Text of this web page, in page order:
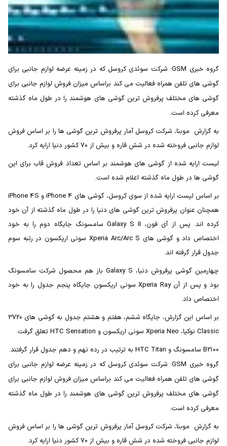
گروه خبری GSM: شرکت سوئدی کروسل که در زمینه عرضه لوازم جانبی برای
گوشی های تلفن همراه فعالیت می کند براساس میزان فروش لوازم جانبی برای
گوشی های مختلف پرفروش ترین گوشی های هوشمند را در طول ماه گذشته
معرفی کرده است.
به گزارش موبنا، شرکت کروسل آمار پرفروش ترین گوشی ها را بر اساس فروش
لوازم جانبی فروخته شده در شش قاره و بیش از 70 کشور دنیا ارایه کرد.
لیست ارایه شده از گوشی های هوشمند بر اساس تعداد فروش قاب برای این
گوشی ها در طول ماه گذشته اعلام شده است.
بر اساس لیست ارایه شده از سوی کروسل، گوشی های iPhone 4 و iPhone 4S
همچنان عنوان پرفروش ترین گوشی های دنیا را در طول ماه گذشته از آن خود
کرده اند. پس از آی فون، Galaxy S II سامسونگ جایگاه دوم را به خود
اختصاص داد و گوشی های Xperia Arc/Arc S سونی اریکسون در رتبه سوم
جدول قرار گرفته اند.
چهارمین گوشی پرفروش دنیا، Galaxy S باز هم محصول شرکت سامسونگ
بود و پس از آن Xperia Ray سونی اریکسون جایگاه پنجم جدول را به خود
اختصاص داد.
بر اساس این گزارش، جایگاه ششم، هفتم و هشتم جدول به گوشی های 3720
Classic نوکیا، Xperia Neo سونی اریکسون و HTC Sensation تعلق گرفت.
B2100 سامسونگ و HTC Titan به ترتیب در رده نهم و دهم جدول قرار گرفتند.
گروه خبری GSM: شرکت سوئدی کروسل که در زمینه عرضه لوازم جانبی برای
گوشی های تلفن همراه فعالیت می کند براساس میزان فروش لوازم جانبی برای
گوشی های مختلف پرفروش ترین گوشی های هوشمند را در طول ماه گذشته
معرفی کرده است.
به گزارش موبنا، شرکت کروسل آمار پرفروش ترین گوشی ها را بر اساس فروش
لوازم جانبی فروخته شده در شش قاره و بیش از 70 کشور دنیا ارایه کرد.